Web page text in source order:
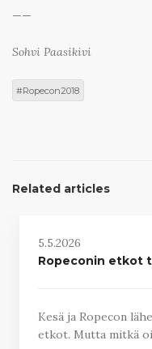
——
Sohvi Paasikivi
Ropecon2018
Related articles
5.5.2026
Ropeconin etkot
Kesä ja Ropecon
etkot. Mutta mitkä